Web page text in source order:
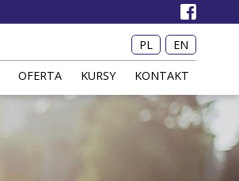
PL EN
OFERTA KURSY KONTAKT